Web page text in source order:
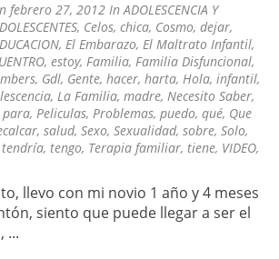
febrero 27, 2012 InADOLESCENCIA Y
, Celos, chica, Cosmo, dejar,
, El Embarazo, El Maltrato Infantil,
, estoy, Familia, Familia Disfuncional,
, Gdl, Gente, hacer, harta, Hola, infantil,
, La Familia, madre, Necesito Saber,
para, Peliculas, Problemas, puedo, qué, Que
, salud, Sexo, Sexualidad, sobre, Solo,
tendría, tengo, Terapia familiar, tiene, VIDEO,
con mi novio 1 año y 4 meses
siento que puede llegar a ser el
...